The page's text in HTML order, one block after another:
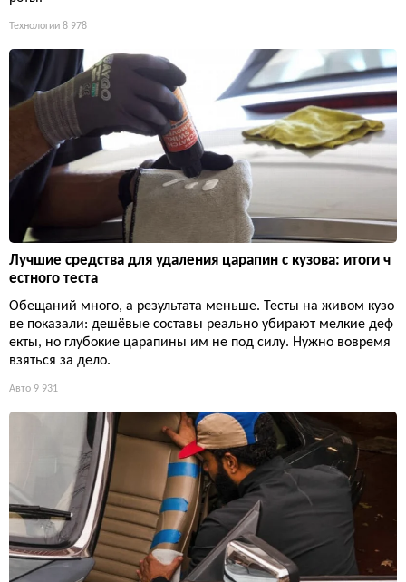
Технологии 8 978
Лучшие средства для удаления царапин с кузова: итоги ч
естного теста
Обещаний много, а результата меньше. Тесты на живом кузо
ве показали: дешёвые составы реально убирают мелкие деф
екты, но глубокие царапины им не под силу. Нужно вовремя
взяться за дело.
Авто 9 931